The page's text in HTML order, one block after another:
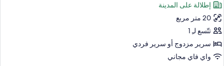
صور
Classic
Room
Single
إطلالة على المدينة
20 متر مربع
تتّسع لـِ 1
سرير مزدوج‫‬ أو سرير فردي
واي فاي مجاني